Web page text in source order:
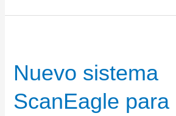
participa
actividades
de
cooperación
Nuevo sistema
ScanEagle para